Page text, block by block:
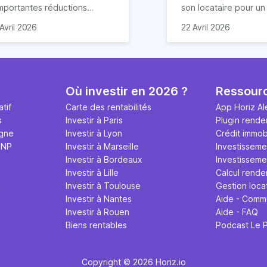
réductions
Elle concerne les
historique destinés à
et quelles
? Suivez notre guide
!
2026
son locataire pour
de nombreuses
Nous vous
sur le contrat de
22 Avril 2026
Où investir en 2026 ?
Carte des rentabilités
Investir à Paris
Investir à Lyon
Investir à Marseille
Investir à Bordeaux
Investir à Lille
Investir à Toulouse
Investir à Nantes
Investir à Rouen
Biens rentables
App Horiz
Plugin
Crédit
Calcul
Gestion
Aide -
Aide - FAQ
Podcast Le
Copyright © 2026 Horiz.io